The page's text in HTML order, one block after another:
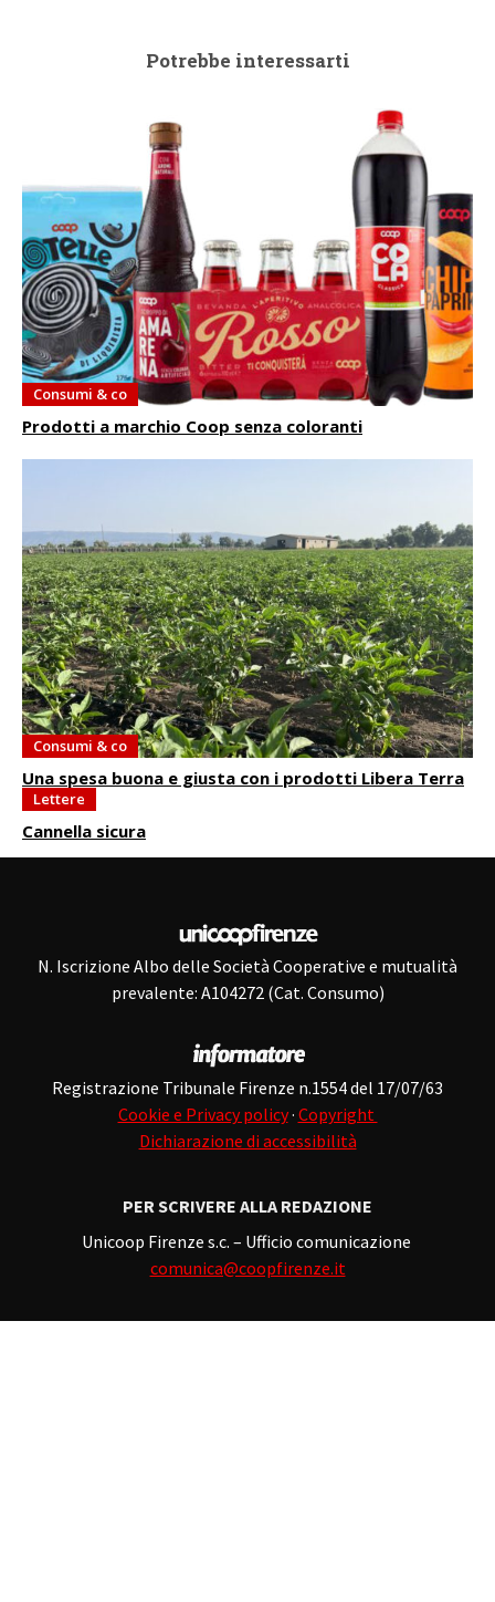
Potrebbe interessarti
Consumi & co
Prodotti a marchio Coop senza coloranti
Consumi & co
Una spesa buona e giusta con i prodotti Libera Terra
Lettere
Cannella sicura
N. Iscrizione Albo delle Società Cooperative e mutualità
prevalente: A104272 (Cat. Consumo)
Registrazione Tribunale Firenze n.1554 del 17/07/63
Cookie e Privacy policy· Copyright
Dichiarazione di accessibilità
PER SCRIVERE ALLA REDAZIONE
Unicoop Firenze s.c. – Ufficio comunicazione
comunica@coopfirenze.it